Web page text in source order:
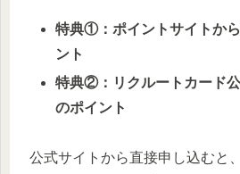
特典①：ポイントサイトか
ント
特典②：リクルートカード
のポイント
公式サイトから直接申し込むと